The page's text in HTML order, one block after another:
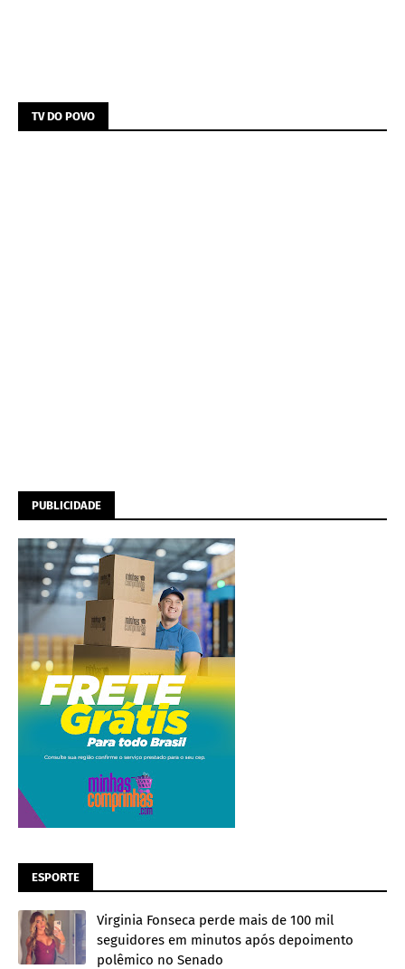
TV DO POVO
PUBLICIDADE
ESPORTE
Virginia Fonseca perde mais de 100 mil
seguidores em minutos após depoimento
polêmico no Senado